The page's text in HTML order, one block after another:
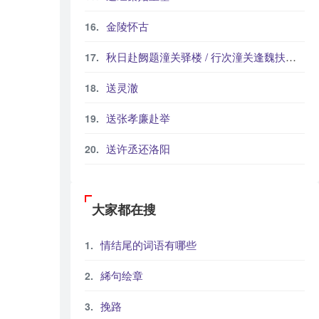
金陵怀古
秋日赴阙题潼关驿楼 / 行次潼关逢魏扶东归
送灵澈
送张孝廉赴举
送许丞还洛阳
大家都在搜
情结尾的词语有哪些
絺句绘章
挽路